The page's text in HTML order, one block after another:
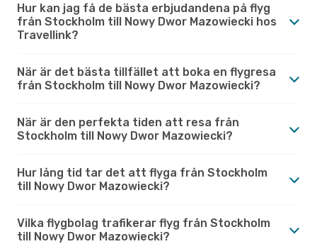
Hur kan jag få de bästa erbjudandena på flyg
från Stockholm till Nowy Dwor Mazowiecki hos
Travellink?
När är det bästa tillfället att boka en flygresa
från Stockholm till Nowy Dwor Mazowiecki?
När är den perfekta tiden att resa från
Stockholm till Nowy Dwor Mazowiecki?
Hur lång tid tar det att flyga från Stockholm
till Nowy Dwor Mazowiecki?
Vilka flygbolag trafikerar flyg från Stockholm
till Nowy Dwor Mazowiecki?